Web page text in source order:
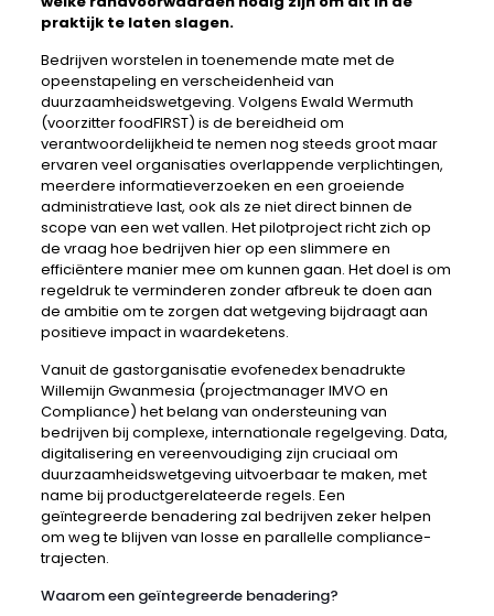
praktijk te laten slagen.
Bedrijven worstelen in toenemende mate met de
opeenstapeling en verscheidenheid van
duurzaamheidswetgeving. Volgens Ewald Wermuth
(voorzitter foodFIRST) is de bereidheid om
verantwoordelijkheid te nemen nog steeds groot maar
ervaren veel organisaties overlappende verplichtingen,
meerdere informatieverzoeken en een groeiende
administratieve last, ook als ze niet direct binnen de
scope van een wet vallen. Het pilotproject richt zich op
de vraag hoe bedrijven hier op een slimmere en
efficiëntere manier mee om kunnen gaan. Het doel is om
regeldruk te verminderen zonder afbreuk te doen aan
de ambitie om te zorgen dat wetgeving bijdraagt aan
positieve impact in waardeketens.
Vanuit de gastorganisatie evofenedex benadrukte
Willemijn Gwanmesia (projectmanager IMVO en
Compliance) het belang van ondersteuning van
bedrijven bij complexe, internationale regelgeving. Data,
digitalisering en vereenvoudiging zijn cruciaal om
duurzaamheidswetgeving uitvoerbaar te maken, met
name bij productgerelateerde regels. Een
geïntegreerde benadering zal bedrijven zeker helpen
om weg te blijven van losse en parallelle compliance-
trajecten.
Waarom een geïntegreerde benadering?